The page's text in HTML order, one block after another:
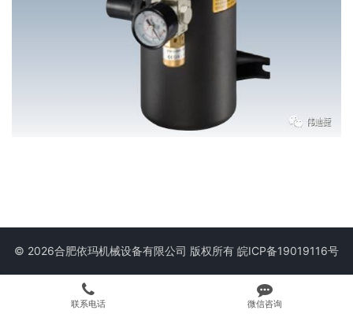
© 2026合肥依玛机械设备有限公司 版权所有 皖ICP备19019116号
联系电话 微信咨询